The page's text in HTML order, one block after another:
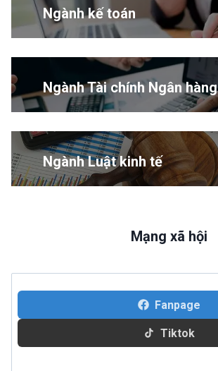
Ngành kế toán
Ngành Tài chính Ngân hàng
Ngành Luật kinh tế
Mạng xã hội
Fanpage
Tiktok